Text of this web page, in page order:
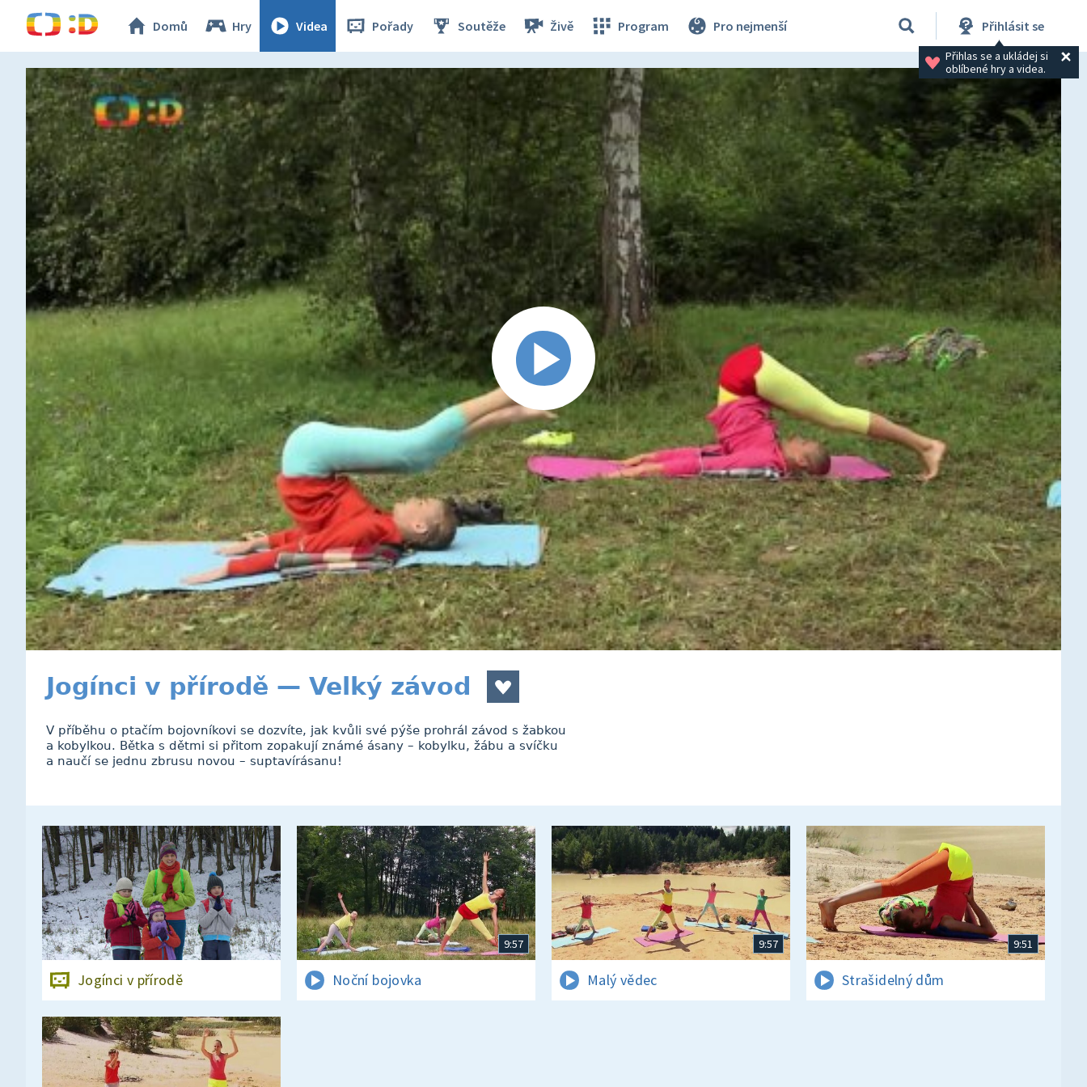
Domů Hry Videa Pořady Soutěže Živě Program Pro nejmenší Přihlásit se
Přihlas se a ukládej si
oblíbené hry a videa.
Jogínci v přírodě — Velký závod
V příběhu o ptačím bojovníkovi se dozvíte, jak kvůli své pýše prohrál závod s žabkou
a kobylkou. Bětka s dětmi si přitom zopakují známé ásany – kobylku, žábu a svíčku
a naučí se jednu zbrusu novou – suptavírásanu!
Jogínci v přírodě
9:57
Noční bojovka
9:57
Malý vědec
9:51
Strašidelný dům